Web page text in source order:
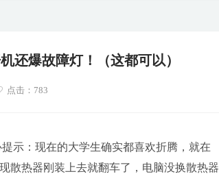
还爆故障灯！（这都可以）
点击：783
示：现在的大学生确实都喜欢折腾，就在
散热器刚装上去就翻车了，电脑没换散热器